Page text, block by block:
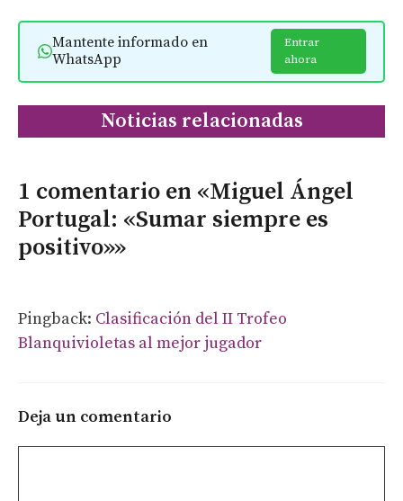
Mantente informado en
WhatsApp
Entrar
ahora
Noticias relacionadas
1 comentario en «Miguel Ángel
Portugal: «Sumar siempre es
positivo»»
Pingback: Clasificación del II Trofeo
Blanquivioletas al mejor jugador
Deja un comentario